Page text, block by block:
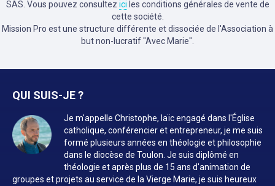
SAS. Vous pouvez consultez ici les conditions générales de vente de
cette société.
Mission Pro est une structure différente et dissociée de l'Association à
but non-lucratif "Avec Marie".
QUI SUIS-JE ?
Je m'appelle Christophe, laïc engagé dans l'Église
catholique, conférencier et entrepreneur, je me suis
formé plusieurs années en théologie et philosophie
dans le diocèse de Toulon. Je suis diplômé en
théologie et après plus de 15 ans d'animation de
groupes et projets au service de la Vierge Marie, je suis heureux